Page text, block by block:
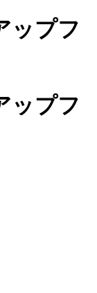
ップフ
ップフ